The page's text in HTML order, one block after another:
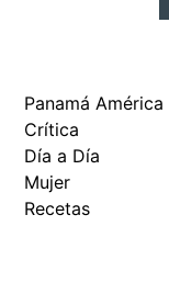
Panamá América
Crítica
Día a Día
Mujer
Recetas